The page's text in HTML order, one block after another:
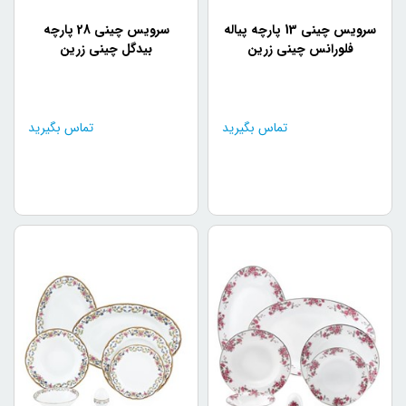
سرویس یا ظروف چینی برحسب جنس انواع مختلفی دارند. این
ظروف به دو دسته چینی استخوانی یا بن چاینا و چینی فاین
چاینا یا چینی پرسولان تقسیم می‌شوند.
ظرف‌های چینی استخوانی جنسی عالی و سبک داشته و از
چینی است. در حالی که بن چاینا به جنس چینی یعنی همان
چینی پرسولان
چینی پرسولان یکی دیگر از جنس‌های ظروف چینی است. این
چینی‌ها در مقایسه با چینی استخوانی وزن بیشتری داشته، اما
در عین حال کیفیت بسیار خوبی دارد. چینی پرسولان قیمت
مناسب‌تری به نسبت چینی استخوانی دارند. این جنس هم شما
می‌توانید ظروف آشپزخانه خود را در این جنس هم تهیه کنید.
سرویس چینی 13 پارچه پیاله
فلورانس چینی زرین
تماس بگیرید
سرویس چینی 28 پارچه
بیدگل چینی زرین
تماس بگیرید